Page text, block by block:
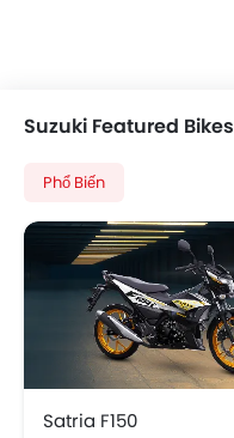
Suzuki Featured Bikes
Phổ Biến
Satria F150